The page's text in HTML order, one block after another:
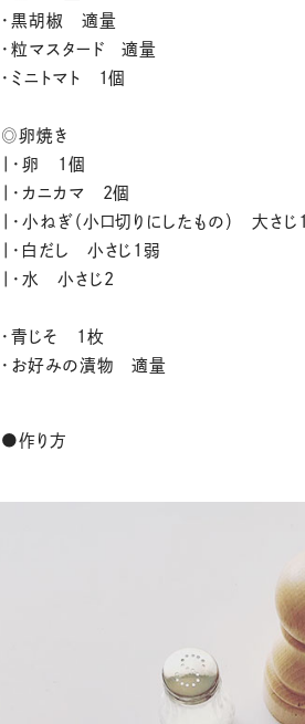
・黒胡椒 適量
・粒マスタード 適量
・ミニトマト 1個
◎卵焼き
|・卵 1個
|・カニカマ 2個
|・小ねぎ（小口切りにしたもの） 大さじ1
|・白だし 小さじ1弱
|・水 小さじ2
・青じそ 1枚
・お好みの漬物 適量
●作り方